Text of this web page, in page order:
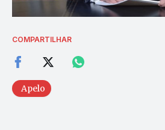
COMPARTILHAR
Apelo